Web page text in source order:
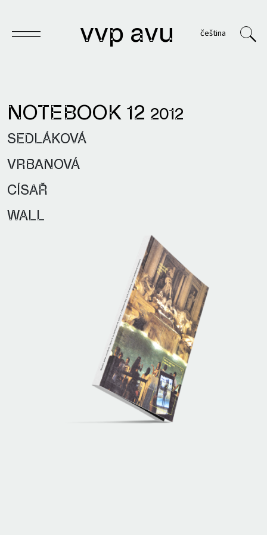
vvp avu čeština
Notebook
Publications
Archives
VVP
NOTEBOOK 12 2012
SEDLÁKOVÁ
VRBANOVÁ
CÍSAŘ
WALL